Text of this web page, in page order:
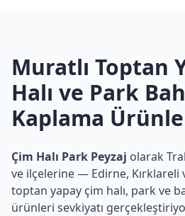
Muratlı Toptan
Halı ve Park
Kaplama
Çim Halı Park Peyzaj olarak
ve ilçelerine — Edirne,
toptan yapay çim halı, park ve
ürünleri sevkiyatı